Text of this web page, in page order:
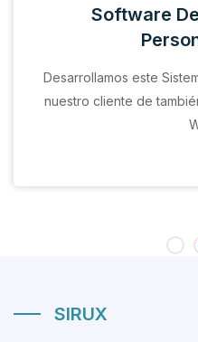
Software
Desarrollamos este
nuestro cliente de
SIRUX